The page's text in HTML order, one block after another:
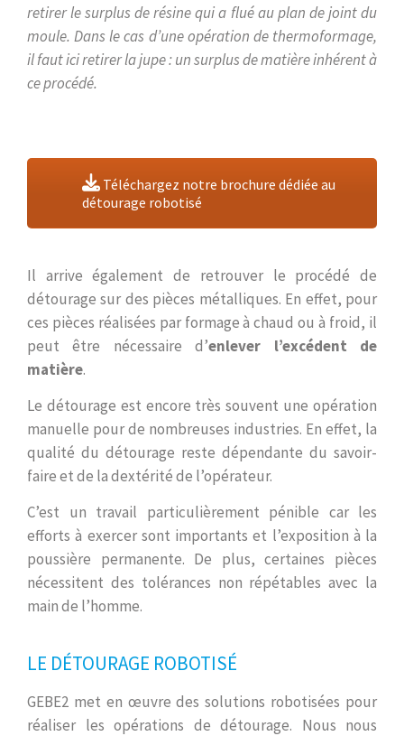
retirer le surplus de résine qui a flué au plan de joint du
moule. Dans le cas d’une opération de thermoformage,
il faut ici retirer la jupe : un surplus de matière inhérent à
ce procédé.
Téléchargez notre brochure dédiée au
détourage robotisé
Il arrive également de retrouver le procédé de
détourage sur des pièces métalliques. En effet, pour
ces pièces réalisées par formage à chaud ou à froid, il
peut être nécessaire d’enlever l’excédent de
matière.
Le détourage est encore très souvent une opération
manuelle pour de nombreuses industries. En effet, la
qualité du détourage reste dépendante du savoir-
faire et de la dextérité de l’opérateur.
C’est un travail particulièrement pénible car les
efforts à exercer sont importants et l’exposition à la
poussière permanente. De plus, certaines pièces
nécessitent des tolérances non répétables avec la
main de l’homme.
LE DÉTOURAGE ROBOTISÉ
GEBE2 met en œuvre des solutions robotisées pour
réaliser les opérations de détourage. Nous nous